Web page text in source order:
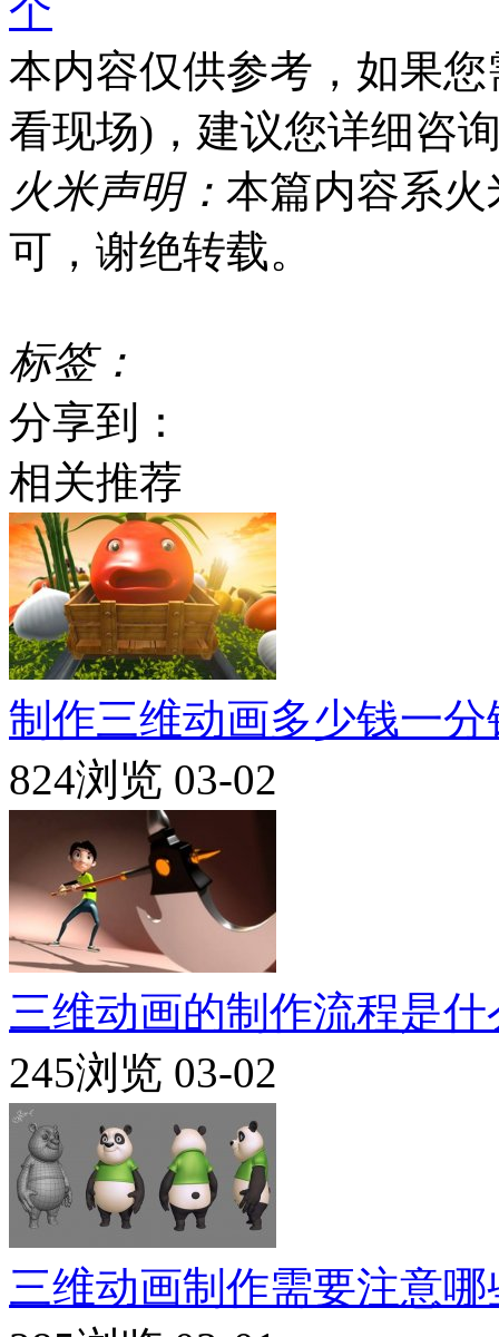
本内容仅供参考，如果
看现场)，建议您详细咨
火米声明： 本篇内容系
可，谢绝转载。
标签：
分享到：
相关推荐
制作三维动画多少钱一分
824浏览 03-02
三维动画的制作流程是什
245浏览 03-02
三维动画制作需要注意